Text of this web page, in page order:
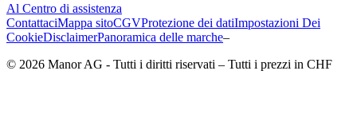
Al Centro di assistenza
ContattaciMappa sitoCGVProtezione dei datiImpostazioni Dei
CookieDisclaimerPanoramica delle marche–
© 2026 Manor AG - Tutti i diritti riservati – Tutti i prezzi in CHF